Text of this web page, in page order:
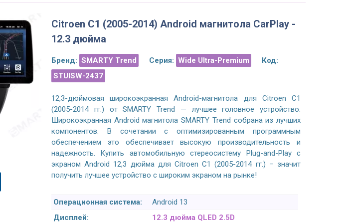
Honda CR-V 5 Gen (2017-2022) Android
магнитола- 10.1 дюйма
Магнитола полностью совместима с
автомобилем, отображает все
настройки, климат и положение угла
BMW 5 F10/F11, M5 (2010-2017) Android
магнитола CarPlay - 10.25 дюймов
Качество магнитолы очень высокое,
как и на других оригинальный
VW Multivan, Caravelle,
2003-2019 Android
Citroen C1 (2005-2014) Android магнитола CarPlay -
12.3 дюйма
Бренд: SMARTY Trend Серия: Wide Ultra-Premium
Код:
STUISW-2437
12,3-дюймовая широкоэкранная Android-магнитола для Citroen C1
(2005-2014 гг.) от SMARTY Trend — лучшее головное устройство.
Широкоэкранная Android магнитола SMARTY Trend собрана из лучших
компонентов. В сочетании с оптимизированным программным
обеспечением это обеспечивает высокую производительность и
надежность. Купить автомобильную стереосистему Plug-and-Play с
экраном Android 12,3 дюйма для Citroen C1 (2005-2014 гг.) – значит
получить лучшее устройство с широким экраном на рынке!
Операционная система:
Android 13
Дисплей:
12.3 дюйма QLED 2.5D